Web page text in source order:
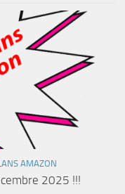
AMAZON
2025 !!!